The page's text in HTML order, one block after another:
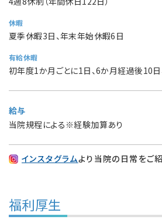
休暇
夏季休暇3日、年末年始休暇6日
有給休暇
初年度1か月ごとに1日、6か月経過後10日
給与
当院規程による※経験加算あり
インスタグラムより当院の日常をご
福利厚生